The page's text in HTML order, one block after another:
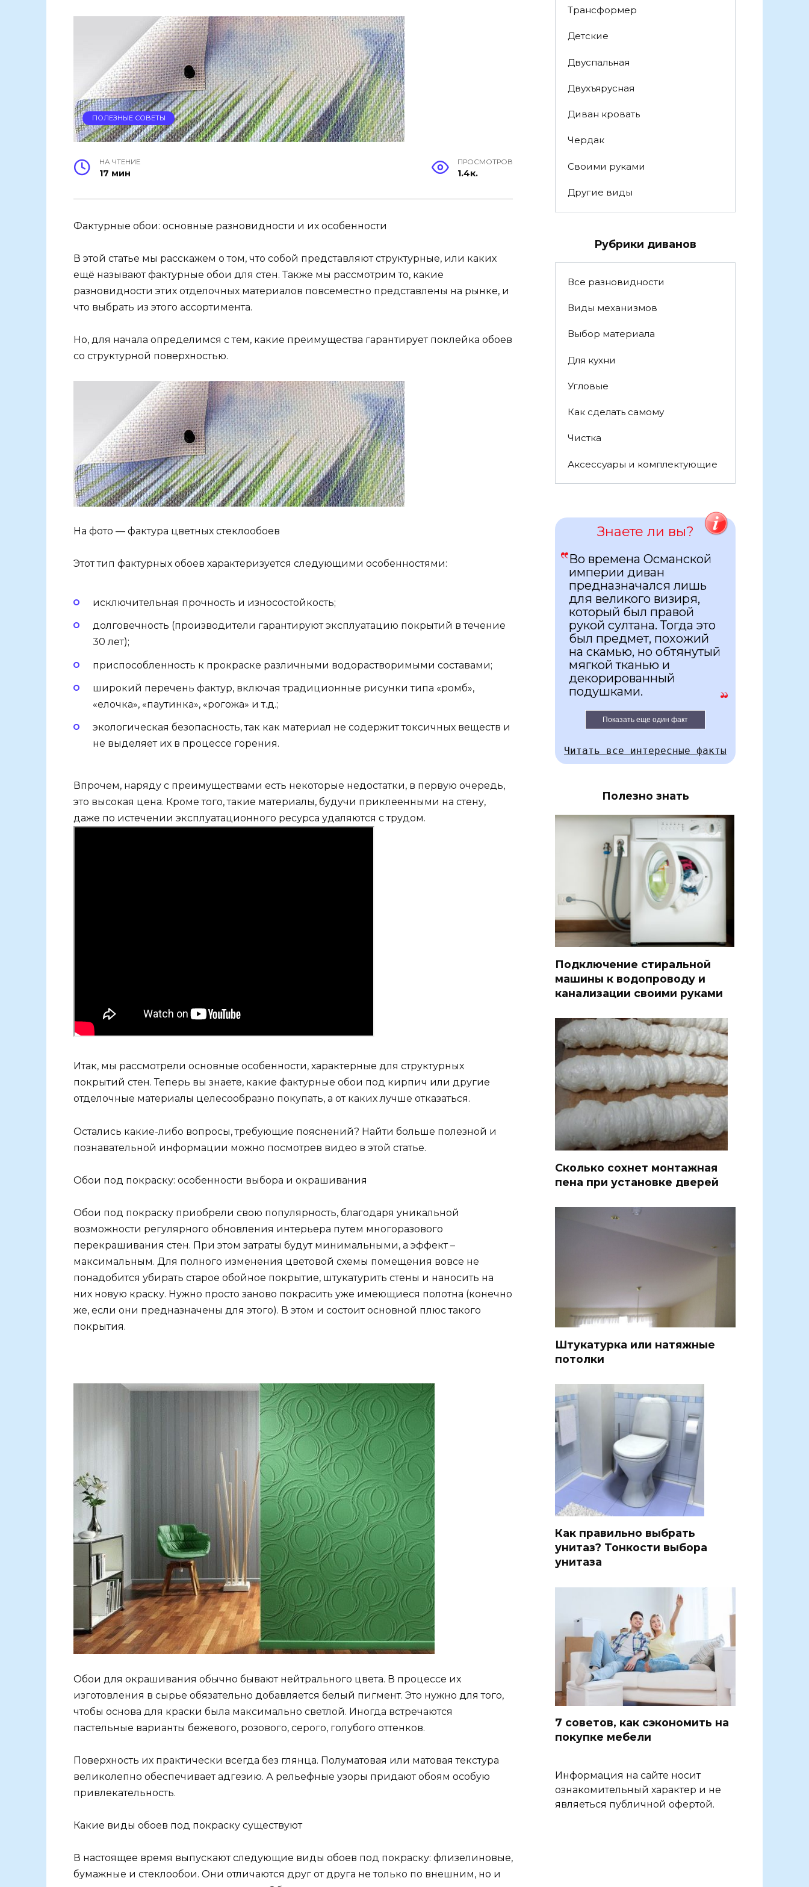
ПОЛЕЗНЫЕ СОВЕТЫ
НА ЧТЕНИЕ
17 мин
ПРОСМОТРОВ
1.4к.
Фактурные обои: основные разновидности и их особенности
В этой статье мы расскажем о том, что собой представляют структурные, или каких
ещё называют фактурные обои для стен. Также мы рассмотрим то, какие
разновидности этих отделочных материалов повсеместно представлены на рынке, и
что выбрать из этого ассортимента.
Но, для начала определимся с тем, какие преимущества гарантирует поклейка обоев
со структурной поверхностью.
На фото — фактура цветных стеклообоев
Этот тип фактурных обоев характеризуется следующими особенностями:
исключительная прочность и износостойкость;
долговечность (производители гарантируют эксплуатацию покрытий в течение
30 лет);
приспособленность к прокраске различными водорастворимыми составами;
широкий перечень фактур, включая традиционные рисунки типа «ромб»,
«елочка», «паутинка», «рогожа» и т.д.;
экологическая безопасность, так как материал не содержит токсичных веществ и
не выделяет их в процессе горения.
Впрочем, наряду с преимуществами есть некоторые недостатки, в первую очередь,
это высокая цена. Кроме того, такие материалы, будучи приклеенными на стену,
даже по истечении эксплуатационного ресурса удаляются с трудом.
Итак, мы рассмотрели основные особенности, характерные для структурных
покрытий стен. Теперь вы знаете, какие фактурные обои под кирпич или другие
отделочные материалы целесообразно покупать, а от каких лучше отказаться.
Остались какие-либо вопросы, требующие пояснений? Найти больше полезной и
познавательной информации можно посмотрев видео в этой статье.
Обои под покраску: особенности выбора и окрашивания
Обои под покраску приобрели свою популярность, благодаря уникальной
возможности регулярного обновления интерьера путем многоразового
перекрашивания стен. При этом затраты будут минимальными, а эффект –
максимальным. Для полного изменения цветовой схемы помещения вовсе не
понадобится убирать старое обойное покрытие, штукатурить стены и наносить на
них новую краску. Нужно просто заново покрасить уже имеющиеся полотна (конечно
же, если они предназначены для этого). В этом и состоит основной плюс такого
покрытия.
Обои для окрашивания обычно бывают нейтрального цвета. В процессе их
изготовления в сырье обязательно добавляется белый пигмент. Это нужно для того,
чтобы основа для краски была максимально светлой. Иногда встречаются
пастельные варианты бежевого, розового, серого, голубого оттенков.
Поверхность их практически всегда без глянца. Полуматовая или матовая текстура
великолепно обеспечивает адгезию. А рельефные узоры придают обоям особую
привлекательность.
Какие виды обоев под покраску существуют
В настоящее время выпускают следующие виды обоев под покраску: флизелиновые,
бумажные и стеклообои. Они отличаются друг от друга не только по внешним, но и
Трансформер
Детские
Двуспальная
Двухъярусная
Диван кровать
Чердак
Своими руками
Другие виды
Рубрики диванов
Все разновидности
Виды механизмов
Выбор материала
Для кухни
Угловые
Как сделать самому
Чистка
Аксессуары и комплектующие
Знаете ли вы?
Во времена Османской
империи диван
предназначался лишь
для великого визиря,
который был правой
рукой султана. Тогда это
был предмет, похожий
на скамью, но обтянутый
мягкой тканью и
декорированный
подушками.
Показать еще один факт
Читать все интересные факты
Полезно знать
Подключение стиральной
машины к водопроводу и
канализации своими руками
Сколько сохнет монтажная
пена при установке дверей
Штукатурка или натяжные
потолки
Как правильно выбрать
унитаз? Тонкости выбора
унитаза
7 советов, как сэкономить на
покупке мебели
Информация на сайте носит
ознакомительный характер и не
являеться публичной офертой.